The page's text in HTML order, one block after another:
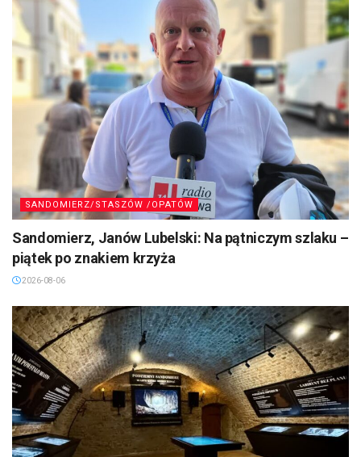
SANDOMIERZ/STASZÓW /OPATÓW
Sandomierz, Janów Lubelski: Na pątniczym szlaku –
piątek po znakiem krzyża
2026-08-06